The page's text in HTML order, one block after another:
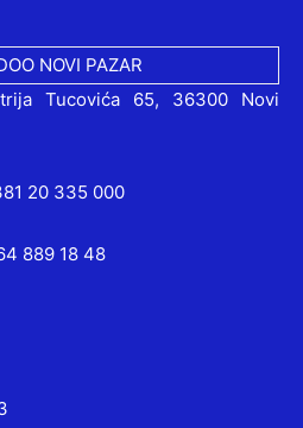
NOVI PAZAR
Tucovića 65, 36300 Novi
20 335 000
889 18 48